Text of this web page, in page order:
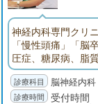
神経内科専門クリ
「慢性頭痛」「脳
圧症、糖尿病、脂
ます。ふるえ、歩
ください。東葉高
太郎２階）。頭部
脳神経内
受付時間